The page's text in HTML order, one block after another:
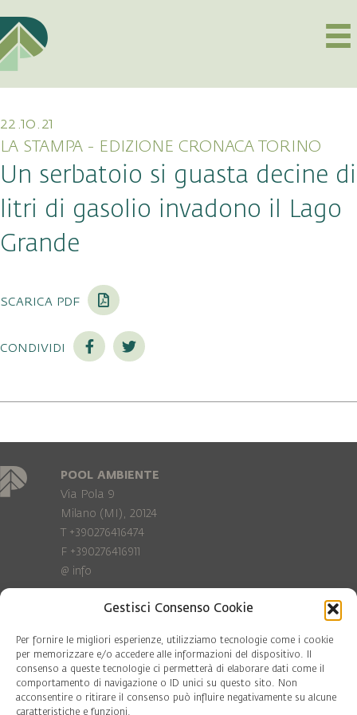
Gestisci Consenso Cookie
Per fornire le migliori esperienze, utilizziamo tecnologie come i cookie
per memorizzare e/o accedere alle informazioni del dispositivo. Il
consenso a queste tecnologie ci permetterà di elaborare dati come il
comportamento di navigazione o ID unici su questo sito. Non
acconsentire o ritirare il consenso può influire negativamente su alcune
caratteristiche e funzioni.
22.10.21
LA STAMPA - EDIZIONE CRONACA TORINO
Un serbatoio si guasta decine di
litri di gasolio invadono il Lago
Grande
scarica pdf
condividi
POOL AMBIENTE
Via Pola 9
Milano (MI), 20124
T +390276416474
F +390276416911
@ info
Privacy Policy
Cookie policy
COD. FISC. 97081560159
P.IVA 06375640965
© Pool Ambiente 2026